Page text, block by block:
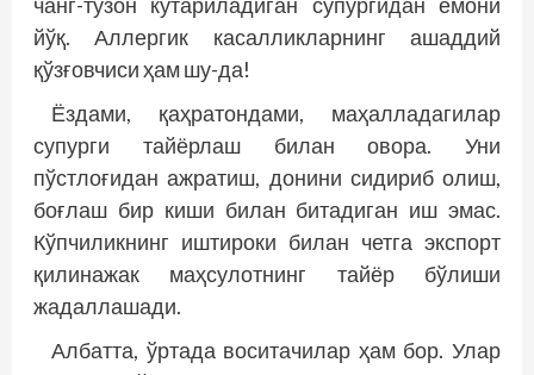
йўқ. Аллергик касалликларнинг ашаддий
қўзғовчиси ҳам шу-да!
Ёздами, қаҳратондами, маҳалладагилар
супурги тайёрлаш билан овора. Уни
пўстлоғидан ажратиш, донини сидириб олиш,
боғлаш бир киши билан битадиган иш эмас.
Кўпчиликнинг иштироки билан четга экспорт
қилинажак маҳсулотнинг тайёр бўлиши
жадаллашади.
Албатта, ўртада воситачилар ҳам бор. Улар